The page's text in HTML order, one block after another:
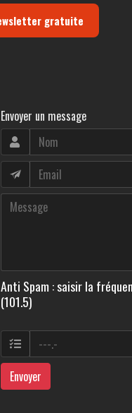
gratuite
Envoyer un message
Anti Spam : saisir la
(101.5)
Envoyer